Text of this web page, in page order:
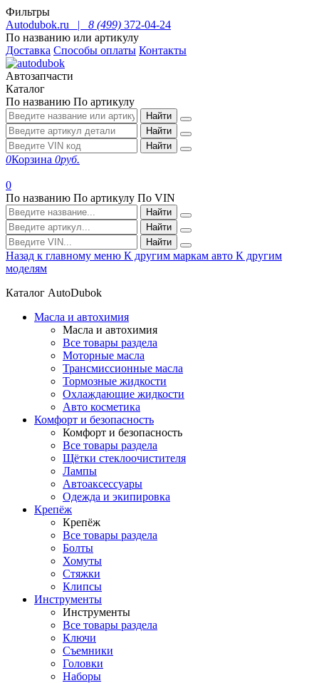
Фильтры
Autodubok.ru |
8 (499) 372-04-24
По названию или артикулу
Доставка Способы оплаты Контакты
Автозапчасти
Каталог
По названию По артикулу
Найти
Найти
Найти
0Корзина 0руб.
0
По названию По артикулу По VIN
Найти
Найти
Найти
Назад к главному меню К другим маркам авто К другим
моделям
Каталог AutoDubok
Масла и автохимия
Масла и автохимия
Все товары раздела
Моторные масла
Трансмиссионные масла
Тормозные жидкости
Охлаждающие жидкости
Авто косметика
Комфорт и безопасность
Комфорт и безопасность
Все товары раздела
Щётки стеклоочистителя
Лампы
Автоаксессуары
Одежда и экипировка
Крепёж
Крепёж
Все товары раздела
Болты
Хомуты
Стяжки
Клипсы
Инструменты
Инструменты
Все товары раздела
Ключи
Съемники
Головки
Наборы